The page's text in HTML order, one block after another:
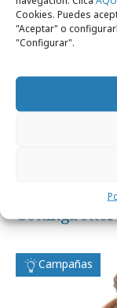
Cookies. Puedes
"Aceptar" o
"Configurar".
Nueva
Gettingbetter
Campañas